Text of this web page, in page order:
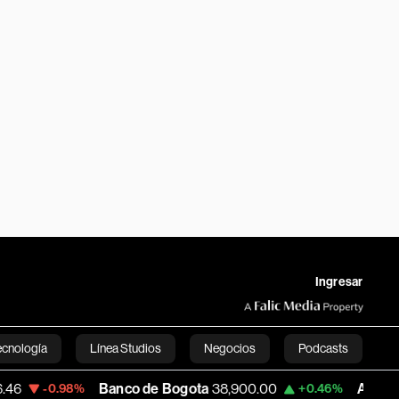
Ingresar
Línea Studios Negocios Podcasts
English
Banco de Bogota 38,900.00 +0.46% Apple 313.94